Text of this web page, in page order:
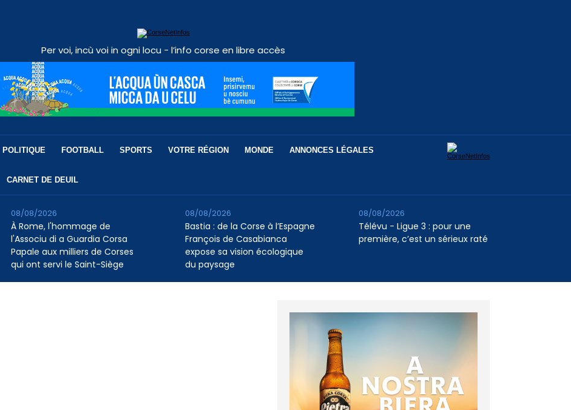
Per voi, incù voi in ogni locu - l’info corse en libre accès
POLITIQUE FOOTBALL SPORTS VOTRE RÉGION MONDE ANNONCES LÉGALES
CARNET DE DEUIL
À Rome, l'hommage de
l'Associu di a Guardia Corsa
Papale aux milliers de Corses
qui ont servi le Saint-Siège
08/08/2026
Bastia : de la Corse à l’Espagne
François de Casabianca
expose sa vision écologique
du paysage
08/08/2026
Télévu - Ligue 3 : pour une
première, c’est un sérieux raté
08/08/2026